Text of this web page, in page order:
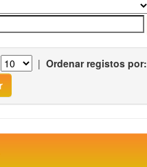
| Ordenar registos por: